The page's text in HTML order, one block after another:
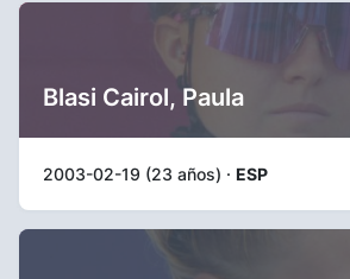
Blasi Cairol, Paula
2003-02-19 (23 años) · ESP